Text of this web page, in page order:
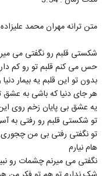
5815
5816
5817
۲۸۰
5818
متن ترانه مهران محمد
شکستی قلبم رو نگفتی می
حس می کنم قلبم تو رو کم
بدون تو این قلبم یه بیمار
هر جای دنیا که باشی به
یه عشق بی پایان زخم روی
تو شکستی قلبم رو رفتی به
تو نگفتی رفتی بی من
هام نیارم
نگفتی می میرنم چشمات رو